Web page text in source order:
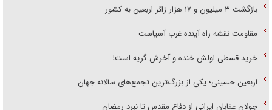
بازگشت ۳ میلیون و ۱۷ هزار زائر اربعین به کشور
مقاومت نقشه راه آینده غرب آسیاست
خرید قسطی اولش خنده و آخرش گریه است!
اربعین حسینی؛ یکی از بزرگ‌ترین تجمع‌های سالانه جهان
جولان عقابان ایرانی از دفاع مقدس تا نبرد رمضان